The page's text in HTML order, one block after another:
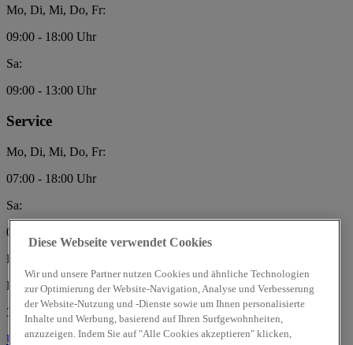
Mo, Di, Mi, Do, Fr:
09:00 - 18:00 Uhr
Sa:
09:00 - 13:00 Uhr
Service
Mo, Di, Mi, Do, Fr:
07:00 - 18:00 Uhr
Sa:
09:00 - 13:00 Uhr
Priegnitz GmbH
Heerener Str. 50
39576 Stendal
Über unsÜber uns
Diese Webseite verwendet Cookies
Wir und unsere Partner nutzen Cookies und ähnliche Technologien
zur Optimierung der Website-Navigation, Analyse und Verbesserung
der Website-Nutzung und -Dienste sowie um Ihnen personalisierte
Inhalte und Werbung, basierend auf Ihren Surfgewohnheiten,
anzuzeigen. Indem Sie auf "Alle Cookies akzeptieren" klicken,